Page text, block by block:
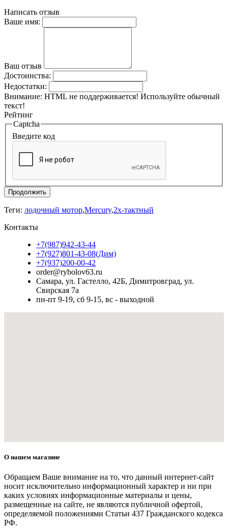
Написать отзыв
Ваше имя:
Ваш отзыв
Достоинства:
Недостатки:
Внимание: HTML не поддерживается! Используйте обычный
текст!
Рейтинг
Captcha
Введите код
Продолжить
Теги: лодочный мотор,Mercury,2х-тактный
Контакты
+7(987)942-43-44
+7(927)801-43-08(Дим)
+7(937)200-00-42
order@rybolov63.ru
Самара, ул. Гастелло, 42Б, Димитровград, ул.
Свирская 7а
пн-пт 9-19, сб 9-15, вс - выходной
О нашем магазине
Обращаем Ваше внимание на то, что данный интернет-сайт
носит исключительно информационный характер и ни при
каких условиях информационные материалы и цены,
размещенные на сайте, не являются публичной офертой,
определяемой положениями Статьи 437 Гражданского кодекса
РФ.